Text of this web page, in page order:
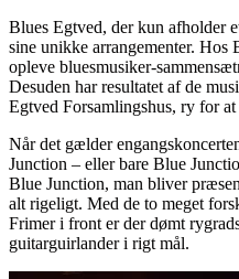
Blues Egtved, der kun afholder
sine unikke arrangementer. Hos
opleve bluesmusiker-
Desuden har resultatet af de
Egtved Forsamlingshus, ry for
Når det gælder
Junction – eller bare Blue
Blue Junction, man bliver
alt rigeligt. Med de to meget
Frimer i front er der dømt
guitarguirlander i rigt mål.